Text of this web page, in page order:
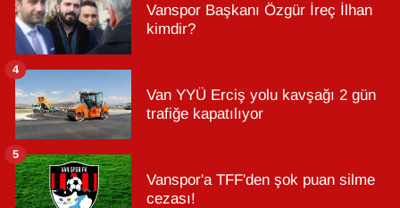
Vanspor Başkanı Özgür İreç İlhan
kimdir?
Van YYÜ Erciş yolu kavşağı 2 gün
trafiğe kapatılıyor
4
Vanspor'a TFF'den şok puan silme
cezası!
5